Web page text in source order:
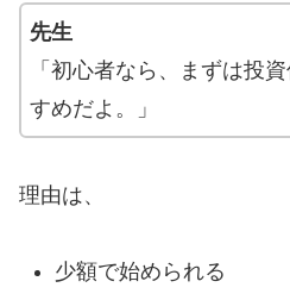
先生
「初心者なら、まずは投
すめだよ。」
理由は、
少額で始められる